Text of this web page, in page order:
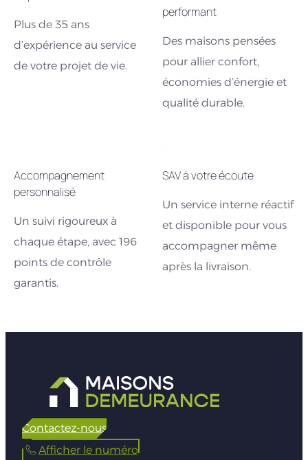
Plus de 35 ans
d’expérience au service
de votre projet de vie.
performant
Des maisons pensées
pour allier confort,
économies d’énergie et
qualité durable.
Accompagnement
personnalisé
Un suivi rigoureux à
chaque étape, avec 196
points de contrôle
garantis.
SAV à votre écoute
Un service interne réactif
et disponible pour vous
accompagner même
après la livraison.
Contactez-nous
Afficher le numéro